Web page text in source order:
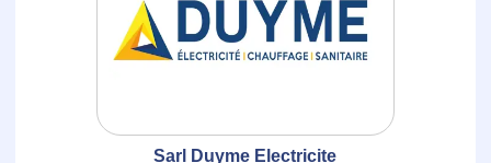
Sarl Duyme Electricite